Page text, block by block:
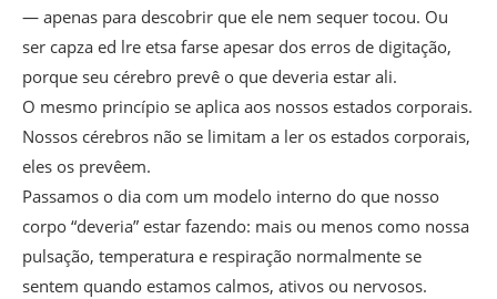
— apenas para descobrir que ele nem sequer tocou. Ou
ser capza ed lre etsa farse apesar dos erros de digitação,
porque seu cérebro prevê o que deveria estar ali.
O mesmo princípio se aplica aos nossos estados corporais.
Nossos cérebros não se limitam a ler os estados corporais,
eles os prevêem.
Passamos o dia com um modelo interno do que nosso
corpo “deveria” estar fazendo: mais ou menos como nossa
pulsação, temperatura e respiração normalmente se
sentem quando estamos calmos, ativos ou nervosos.